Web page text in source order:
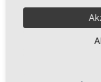
Energiekonzerne der
als 100 Millionen
Energie. Das
Mrd. Euro. Iberdrola